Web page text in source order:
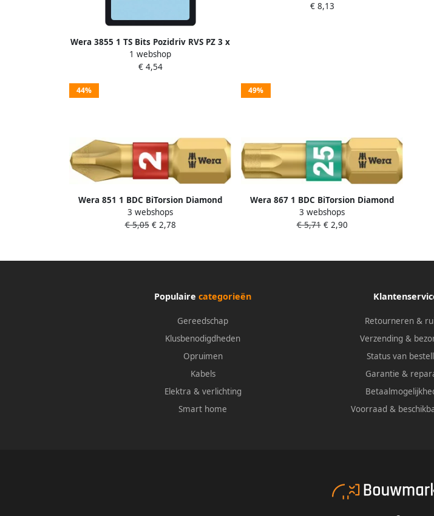
Wera 3855 1 TS Bits Pozidriv RVS PZ 3 x
25 mm 1 stuk(s) 05073615001
1 webshop
€ 4,54
€ 8,13
44%
Wera 851 1 BDC BiTorsion Diamond
Bits Phillips PH 3x25 1 stuk(s)
05056404001
3 webshops
€ 5,05€ 2,78
49%
Wera 867 1 BDC BiTorsion Diamond
TORX Bits TX 30x25 | Per 10
05066108001
3 webshops
€ 5,71€ 2,90
Populaire categorieën
Gereedschap
Klusbenodigdheden
Opruimen
Kabels
Elektra & verlichting
Smart home
Retourneren &
Verzending &
Status van
Garantie &
Voorraad &